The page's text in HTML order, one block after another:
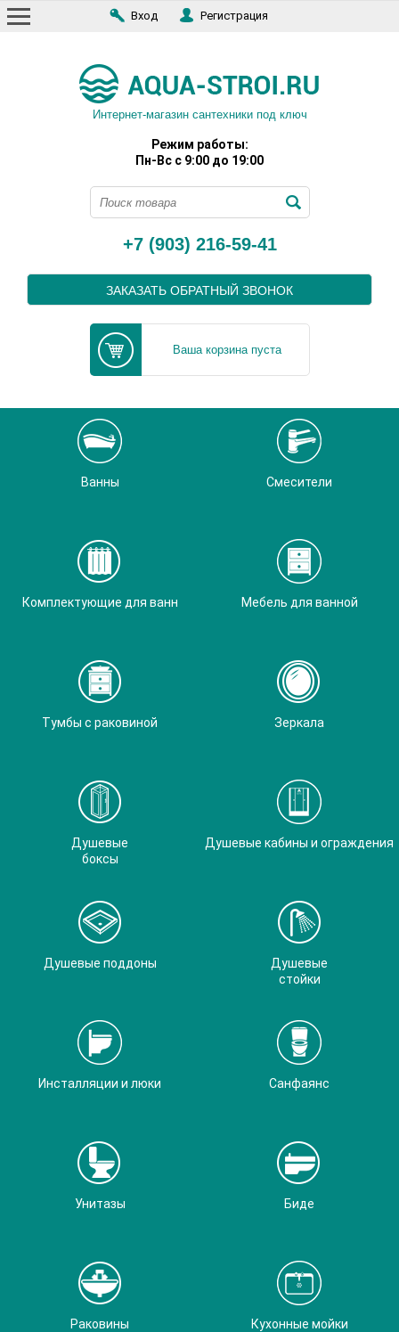
Вход Регистрация
Интернет-магазин сантехники под ключ
Режим работы:
Пн-Вс с 9:00 до 19:00
+7 (903) 216-59-41
ЗАКАЗАТЬ ОБРАТНЫЙ ЗВОНОК
Ваша корзина пуста
Ванны Смесители
Комплектующие для ванн Мебель для ванной
Тумбы с раковиной Зеркала
Душевые
боксы
Душевые кабины и ограждения
Душевые поддоны
Душевые
стойки
Инсталляции и люки Санфаянс
Унитазы Биде
Раковины Кухонные мойки